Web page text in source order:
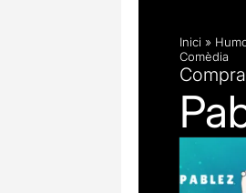
Inici »
Comèdia